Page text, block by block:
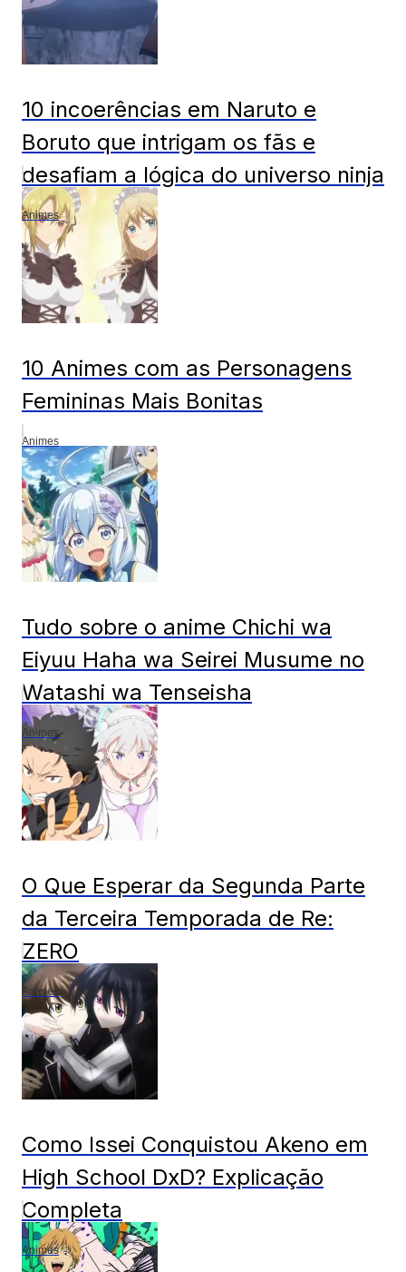
10 incoerências em Naruto e
Boruto que intrigam os fãs e
desafiam a lógica do universo ninja
Animes
10 Animes com as Personagens
Femininas Mais Bonitas
Animes
Tudo sobre o anime Chichi wa
Eiyuu Haha wa Seirei Musume no
Watashi wa Tenseisha
Animes
O Que Esperar da Segunda Parte
da Terceira Temporada de Re:
ZERO
Animes
Como Issei Conquistou Akeno em
High School DxD? Explicação
Completa
Animes